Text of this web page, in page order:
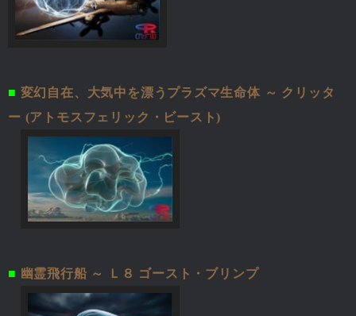
■ 変幻自在、大気中を漂うプラズマ生命体 ～ クリッタ
ー (アトモスフェリック・ビースト)
■ 幽霊飛行船 ～ Ｌ８ ゴースト・ブリンプ